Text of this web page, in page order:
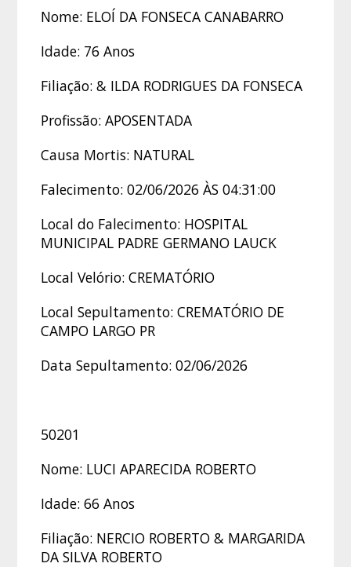
Nome: ELOÍ DA FONSECA CANABARRO
Idade: 76 Anos
Filiação: & ILDA RODRIGUES DA FONSECA
Profissão: APOSENTADA
Causa Mortis: NATURAL
Falecimento: 02/06/2026 ÀS 04:31:00
Local do Falecimento: HOSPITAL
MUNICIPAL PADRE GERMANO LAUCK
Local Velório: CREMATÓRIO
Local Sepultamento: CREMATÓRIO DE
CAMPO LARGO PR
Data Sepultamento: 02/06/2026
50201
Nome: LUCI APARECIDA ROBERTO
Idade: 66 Anos
Filiação: NERCIO ROBERTO & MARGARIDA
DA SILVA ROBERTO